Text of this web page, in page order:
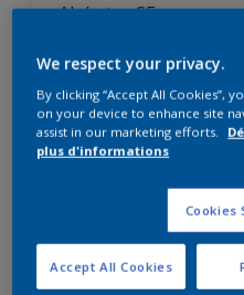
Alphatex SF
We respect your privacy.
By clicking “Accept All Cookies”,
on your device to enhance site
assist in our marketing efforts.
plus d'informations
Cookies
Accept All Cookies